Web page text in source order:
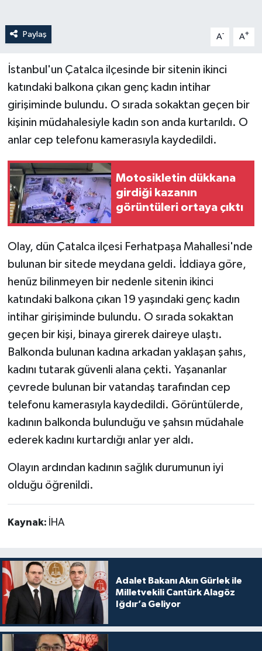
Paylaş A- A+
İstanbul'un Çatalca ilçesinde bir sitenin ikinci
katındaki balkona çıkan genç kadın intihar
girişiminde bulundu. O sırada sokaktan geçen bir
kişinin müdahalesiyle kadın son anda kurtarıldı. O
anlar cep telefonu kamerasıyla kaydedildi.
Motosikletin dükkana
girdiği kazanın
görüntüleri ortaya çıktı
Olay, dün Çatalca ilçesi Ferhatpaşa Mahallesi'nde
bulunan bir sitede meydana geldi. İddiaya göre,
henüz bilinmeyen bir nedenle sitenin ikinci
katındaki balkona çıkan 19 yaşındaki genç kadın
intihar girişiminde bulundu. O sırada sokaktan
geçen bir kişi, binaya girerek daireye ulaştı.
Balkonda bulunan kadına arkadan yaklaşan şahıs,
kadını tutarak güvenli alana çekti. Yaşananlar
çevrede bulunan bir vatandaş tarafından cep
telefonu kamerasıyla kaydedildi. Görüntülerde,
kadının balkonda bulunduğu ve şahsın müdahale
ederek kadını kurtardığı anlar yer aldı.
Olayın ardından kadının sağlık durumunun iyi
olduğu öğrenildi.
Kaynak: İHA
Adalet Bakanı Akın Gürlek ile
Milletvekili Cantürk Alagöz
Iğdır’a Geliyor